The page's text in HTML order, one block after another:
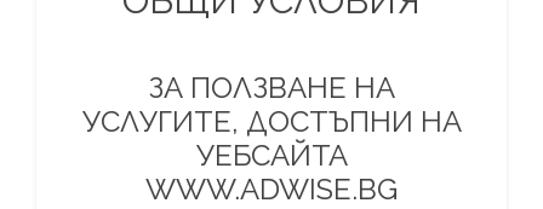
ЗА ПОЛЗВАНЕ НА
УСЛУГИТЕ, ДОСТЪПНИ НА
УЕБСАЙТА
WWW.ADWISE.BG